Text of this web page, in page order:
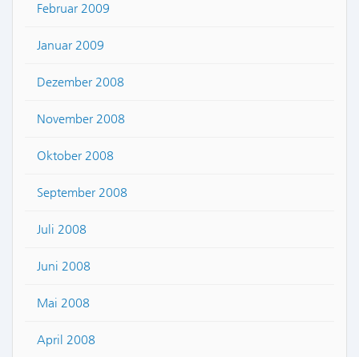
Februar 2009
Januar 2009
Dezember 2008
November 2008
Oktober 2008
September 2008
Juli 2008
Juni 2008
Mai 2008
April 2008